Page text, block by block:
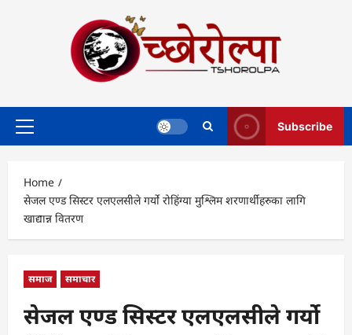
Primary
Subscribe
Home
सेजल एण्ड सिस्टर एलएलसीले गर्यो रोहिंग्या मुश्लिम शरणार्थीहरुका लागि
खाद्यान्न वितरण
समाज समाचार
सेजल एण्ड सिस्टर एलएलसीले गर्यो